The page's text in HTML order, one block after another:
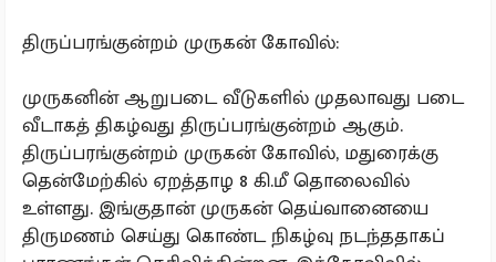
திருப்பரங்குன்றம் முருகன் கோவில்:
முருகனின் ஆறுபடை வீடுகளில் முதலாவது படை
வீடாகத் திகழ்வது திருப்பரங்குன்றம் ஆகும்.
திருப்பரங்குன்றம் முருகன் கோவில், மதுரைக்கு
தென்மேற்கில் ஏறத்தாழ 8 கி.மீ தொலைவில்
உள்ளது. இங்குதான் முருகன் தெய்வானையை
திருமணம் செய்து கொண்ட நிகழ்வு நடந்ததாகப்